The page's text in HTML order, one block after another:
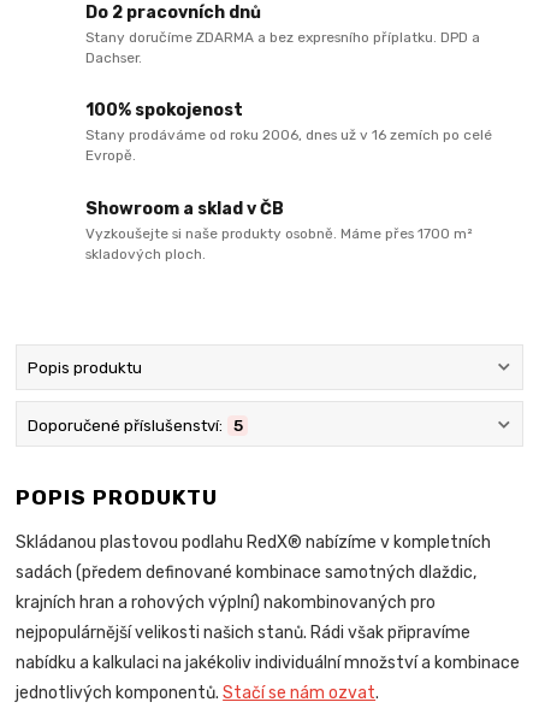
Do 2 pracovních dnů
Stany doručíme ZDARMA a bez expresního příplatku. DPD a
Dachser.
100% spokojenost
Stany prodáváme od roku 2006, dnes už v 16 zemích po celé
Evropě.
Showroom a sklad v ČB
Vyzkoušejte si naše produkty osobně. Máme přes 1700 m²
skladových ploch.
Popis produktu
Doporučené příslušenství: 5
POPIS PRODUKTU
Skládanou plastovou podlahu RedX® nabízíme v kompletních
sadách (předem definované kombinace samotných dlaždic,
krajních hran a rohových výplní) nakombinovaných pro
nejpopulárnější velikosti našich stanů. Rádi však připravíme
nabídku a kalkulaci na jakékoliv individuální množství a kombinace
jednotlivých komponentů.Stačí se nám ozvat.